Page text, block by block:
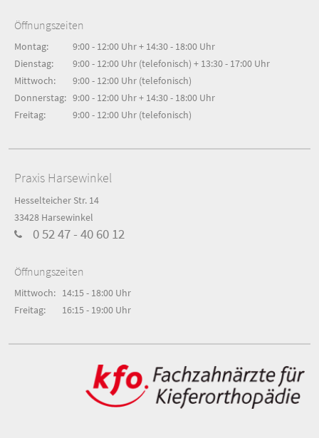
Öffnungszeiten
Montag:
9:00 - 12:00 Uhr + 14:30 - 18:00 Uhr
Dienstag:
9:00 - 12:00 Uhr (telefonisch) + 13:30 - 17:00 Uhr
Mittwoch:
9:00 - 12:00 Uhr (telefonisch)
Donnerstag: 9:00 - 12:00 Uhr + 14:30 - 18:00 Uhr
Freitag:
9:00 - 12:00 Uhr (telefonisch)
Praxis Harsewinkel
Hesselteicher Str. 14
33428 Harsewinkel
0 52 47 - 40 60 12
Öffnungszeiten
Mittwoch: 14:15 - 18:00 Uhr
Freitag:
16:15 - 19:00 Uhr